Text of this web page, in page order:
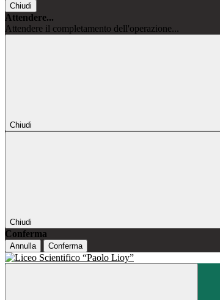
Chiudi
Attendere...
Attendere il completamento dell'operazione...
Chiudi
Chiudi
Conferma
Annulla Conferma